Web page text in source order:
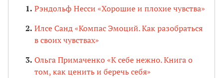
Рэндольф Несси «Хорошие и плохие чувства»
Илсе Санд «Компас Эмоций. Как разобраться
в своих чувствах»
Ольга Примаченко «К себе нежно. Книга о
том, как ценить и беречь себя»